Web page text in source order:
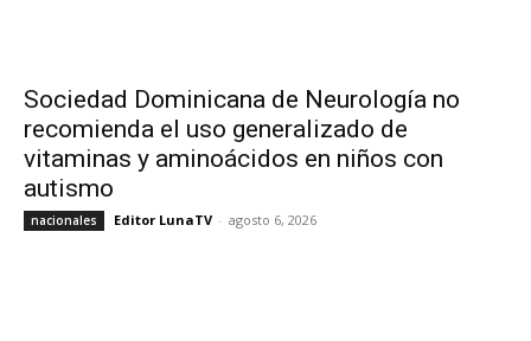
Sociedad Dominicana de Neurología no
recomienda el uso generalizado de
vitaminas y aminoácidos en niños con
autismo
nacionales Editor LunaTV - agosto 6, 2026